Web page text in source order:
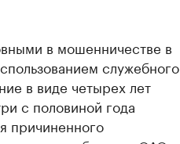
в мошенничестве в
служебного
в виде четырех лет
с половиной года
причиненного